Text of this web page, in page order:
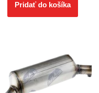
Pridať do košíka